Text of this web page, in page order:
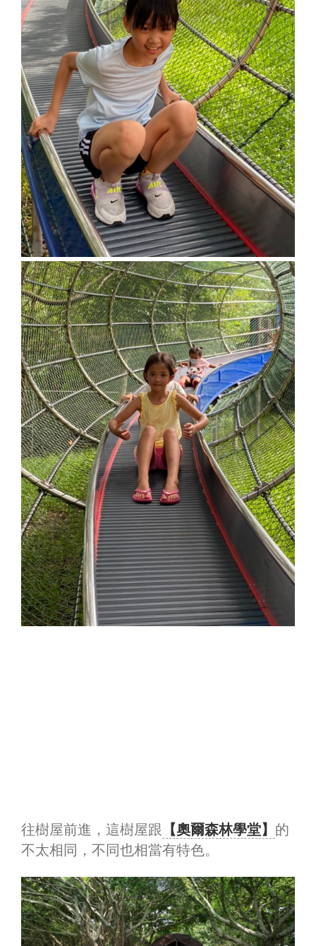
往樹屋前進，這樹屋跟 【奧爾森林學堂】 的
不太相同，不同也相當有特色。